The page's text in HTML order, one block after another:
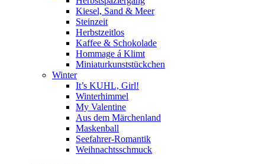
Kiesel, Sand & Meer
Steinzeit
Herbstzeitlos
Kaffee & Schokolade
Hommage á Klimt
Miniaturkunststückchen
Winter
It’s KUHL, Girl!
Winterhimmel
My Valentine
Aus dem Märchenland
Maskenball
Seefahrer-Romantik
Weihnachtsschmuck